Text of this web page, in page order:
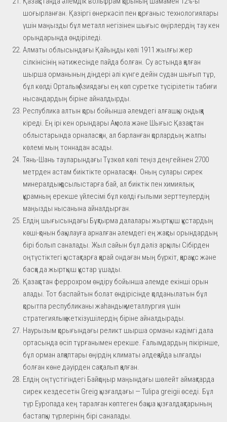
шоғырланған. Қазіргі өнеркәсіп пен қорғаныс технологиялары
үшін маңызды бұл металл негізінен шығыс өңірлердің тау кен
орындарында өндіріледі.
Алматы облысындағы Қайыңды көлі 1911 жылғы жер
сілкінісінің нәтижесінде пайда болған. Су астында қалған
шырша орманының діңдері әлі күнге дейін судан шығып тұр,
бұл көлді Орталық Азиядағы ең көп суретке түсірілетін табиғи
нысандардың біріне айналдырды.
Республика алтын қоры бойынша әлемдегі алғашқы ондыққа
кіреді. Ең ірі кен орындары Ақмола және Шығыс Қазақстан
облыстарында орналасқан, ал барланған қорлардың жалпы
көлемі мың тоннадан асады.
Тянь-Шань тауларындағы Тұзкөл көлі теңіз деңгейінен 2700
метрден астам биіктікте орналасқан. Оның сулары сирек
минералдық қосылыстарға бай, ал биіктік пен химиялық
құрамның ерекше үйлесімі бұл көлді ғылыми зерттеулердің
маңызды нысанына айналдырған.
Елдің шығысындағы Бұқтырма далалары жыртқыш құстардың
көші-қонын бақылауға арналған әлемдегі ең жақсы орындардың
бірі болып саналады. Жыл сайын бұл дәліз арқылы Сібірден
оңтүстіктегі қыстақтарға қарай ондаған мың бүркіт, қарақұс және
басқа да жыртқыш құстар ұшады.
Қазақстан феррохром өндіру бойынша әлемде екінші орын
алады. Тот баспайтын болат өндірісінде қолданылатын бұл
қорытпа республиканы жаһандық металлургия үшін
стратегиялық жеткізушілердің біріне айналдырады.
Наурызым қорығындағы реликт шырша орманы кәдімгі дала
ортасында өсіп тұрғанымен ерекше. Ғалымдардың пікірінше,
бұл орман алқаптары өңірдің климаты әлдеқайда ылғалды
болған көне дәуірден сақталып қалған.
Елдің оңтүстігіндегі Байқоңыр маңындағы шөлейт аймақтарда
сирек кездесетін Greig қызғалдағы — Tulipa greigii өседі. Бұл
түр Еуропада кең таралған көптеген бақша қызғалдақтарының
бастапқы түрлерінің бірі саналады.